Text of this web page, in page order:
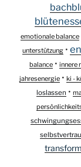
emotionale balance
unterstützung •
balance• innere
jahresenergie• ki -
loslassen •